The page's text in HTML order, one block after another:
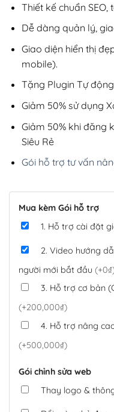
Thiết kế chuẩn
Dễ dàng quản lý,
Giao diện hiển thị
mobile).
Tặng Plugin Tự
Giảm 50% sử dụng
Giảm 50% khi đăng
Siêu Rẻ
Gói hỗ trợ tư vấn
Mua kèm Gói hỗ trợ
1. Hỗ trợ cài đặt
2. Video hướng
người mới bắt đầu
3. Hỗ trợ cơ bản
(+200,000₫)
4. Hỗ trợ nâng
(+500,000₫)
Gói chỉnh sửa web
Thay logo &